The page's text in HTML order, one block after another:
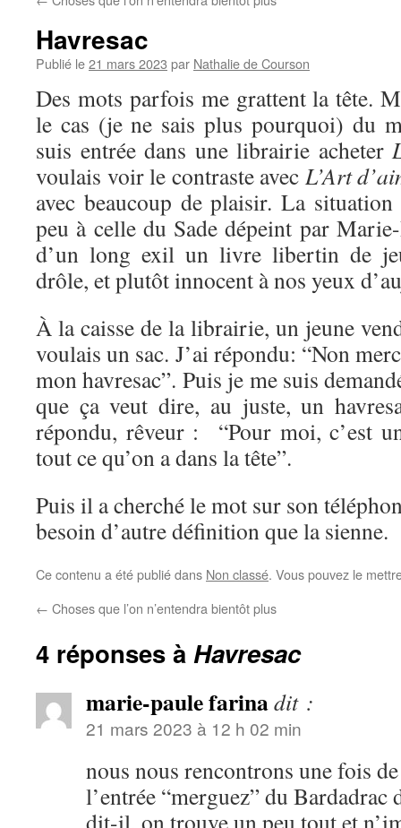
Havresac
Publié le21 mars 2023 par Nathalie de Courson
Des mots parfois me grattent la tête.
le cas (je ne sais plus pourquoi) du
suis entrée dans une librairie acheter
voulais voir le contraste avec L’Art
avec beaucoup de plaisir. La
peu à celle du Sade dépeint par
d’un long exil un livre libertin de
drôle, et plutôt innocent à nos yeux
À la caisse de la librairie, un jeune
voulais un sac. J’ai répondu: “Non
mon havresac”. Puis je me suis
que ça veut dire, au juste, un
répondu, rêveur : “Pour moi, c’est
tout ce qu’on a dans la tête”.
Puis il a cherché le mot sur son
besoin d’autre définition que la sienne.
Ce contenu a été publié dans Non classé. Vous pouvez le
← Choses que l’on n’entendra bientôt plus
4 réponses à Havresac
marie-paule farinadit :
21 mars 2023 à 12 h 02 min
nous nous rencontrons une fois
l’entrée “merguez” du Bardadrac
dit-il, on trouve un peu tout et